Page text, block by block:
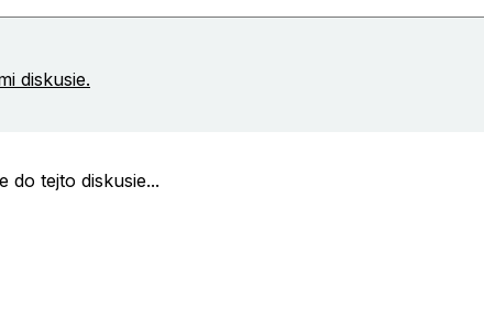
diskusie.
do tejto diskusie...